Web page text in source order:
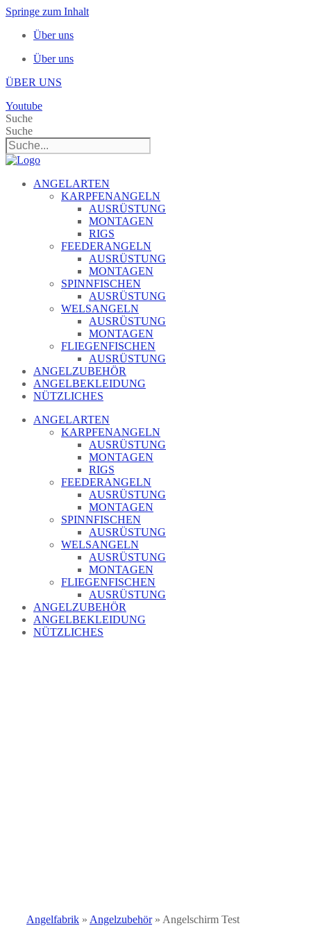
Springe zum Inhalt
Über uns
Über uns
ÜBER UNS
Youtube
Suche
Suche
ANGELARTEN
KARPFENANGELN
AUSRÜSTUNG
MONTAGEN
RIGS
FEEDERANGELN
AUSRÜSTUNG
MONTAGEN
SPINNFISCHEN
AUSRÜSTUNG
WELSANGELN
AUSRÜSTUNG
MONTAGEN
FLIEGENFISCHEN
AUSRÜSTUNG
ANGELZUBEHÖR
ANGELBEKLEIDUNG
NÜTZLICHES
ANGELARTEN
KARPFENANGELN
AUSRÜSTUNG
MONTAGEN
RIGS
FEEDERANGELN
AUSRÜSTUNG
MONTAGEN
SPINNFISCHEN
AUSRÜSTUNG
WELSANGELN
AUSRÜSTUNG
MONTAGEN
FLIEGENFISCHEN
AUSRÜSTUNG
ANGELZUBEHÖR
ANGELBEKLEIDUNG
NÜTZLICHES
Angelfabrik » Angelzubehör» Angelschirm Test